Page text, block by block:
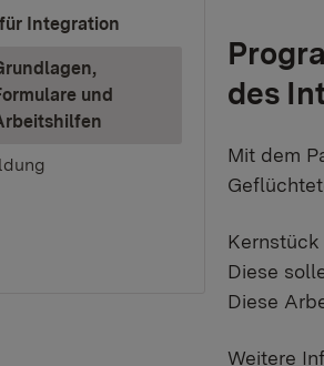
Integration
und
des
Mit dem
Diese
Diese
Weitere